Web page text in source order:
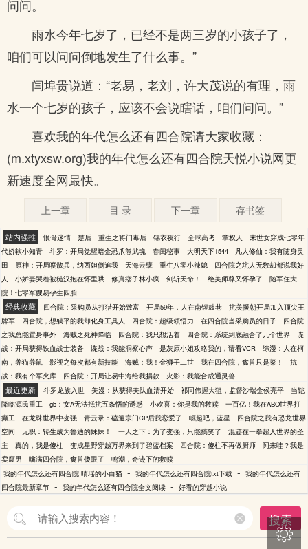
问问。
雨水今年七岁了，已经不是两三岁的小孩子了，
咱们可以问问倒地发生了什么事。”
闫埠贵说道：“老易，老刘，许大茂说的有理，雨
水一个七岁的孩子，应该不会说瞎话，咱们问问。”
喜欢我的年代怎么还有四合院请大家收藏：
(m.xtyxsw.org)我的年代怎么还有四合院天悦小说网更
新速度全网最快。
上一章 目 录 下一章 存书签
站内强推 恨骨迷情 楚后 重生之将门毒后 锦衣夜行 全球高考 掌权人
末世女穿成七零年
代娇软小知青
斗罗：开局觉醒暗金恐爪熊武魂 春闺秘事 大明天下1544
凡人修仙：我有随身灵
田
原神：开局喷散兵，纳西妲倒追我 天海云孽 重生八零小辣媳
四合院之坑人无数却都说我好
人
小娇妻哭着被糙汉抱在怀里哄 修真痞子林小疯 剑斩天命！ 绝美师尊又怀孕了
随军住大
院！七零军嫂易孕生四胎
经典收藏 四合院：采购员从打猎开始致富 开局59年，人在南锣鼓巷
抗美援朝开局加入顶尖王
牌军
四合院，想躺平的我却化身工具人 四合院：超级领悟力 在四合院当采购员的日子
四合院
之我总能置身事外
海贼之死神降临 四合院：我只想活着 四合院：系统到底融合了几个世界
谍
战：开局获得铁血战士装备
谍战：我能洞察心声 是灰原小姐攻略我的，请看VCR
综漫：人在柯
南，养猫养鼠
影视之每次都有新技能 海贼：我！金狮子二世 我在四合院，禽兽只是菜！
抗
战：我有个军火库
四合院：开局让易中海给我捐款 火影：我能合成通灵兽
最近更新 斗罗龙族入世 美漫：从获得美队血清开始 祁同伟握大狙，监督沙瑞金侯亮平
当铠
降临源氏重工
gb：女A无法抵抗五条悟的诱惑 小欢喜：你是我的救赎
一百亿！我在ABO世界打
癫工
在龙珠世界中变强 青云录：磕遍宗门CP后我恋爱了 崛起吧，蓝星
四合院之我有恐龙世界
空间
无职：转生成为鲁迪的妹妹！ 一人之下：为了变强，只能搞笑了
混迹在一拳超人世界的圣
主
真的，我是傻柱 变成星野穿越万界来到了碧蓝档案 四合院：傻柱不再做厨师
阿来哇？我是
卖腐男
噙满四合院，禽兽傻眼了
鸣潮，奇迹下的救赎
我的年代怎么还有四合院 晴瑶的小白猫 - 我的年代怎么还有四合院txt下载 - 我的年代怎么还有
四合院最新章节 - 我的年代怎么还有四合院全文阅读 - 好看的穿越小说
搜索
